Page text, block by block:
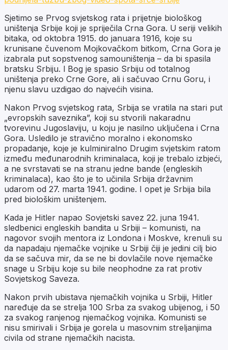
Sjetimo se Prvog svjetskog rata i prijetnje biološkog
uništenja Srbije koji je spriječila Crna Gora. U seriji velikih
bitaka, od oktobra 1915. do januara 1916, koje su
krunisane čuvenom Mojkovačkom bitkom, Crna Gora je
izabrala put sopstvenog samouništenja – da bi spasila
bratsku Srbiju. I Bog je spasio Srbiju od totalnog
uništenja preko Crne Gore, ali i sačuvao Crnu Goru, i
njenu slavu uzdigao do najvećih visina.
Nakon Prvog svjetskog rata, Srbija se vratila na stari put
„evropskih saveznika”, koji su stvorili nakaradnu
tvorevinu Jugoslaviju, u koju je nasilno uključena i Crna
Gora. Usledilo je stravično moralno i ekonomsko
propadanje, koje je kulminiralno Drugim svjetskim ratom
između međunarodnih kriminalaca, koji je trebalo izbjeći,
a ne svrstavati se na stranu jedne bande (engleskih
kriminalaca), kao što je to učinila Srbija državnim
udarom od 27. marta 1941. godine. I opet je Srbija bila
pred biološkim uništenjem.
Kada je Hitler napao Sovjetski savez 22. juna 1941.
sledbenici engleskih bandita u Srbiji – komunisti, na
nagovor svojih mentora iz Londona i Moskve, krenuli su
da napadaju njemačke vojnike u Srbiji čiji je jedini cilj bio
da se sačuva mir, da se ne bi dovlačile nove njemačke
snage u Srbiju koje su bile neophodne za rat protiv
Sovjetskog Saveza.
Nakon prvih ubistava njemačkih vojnika u Srbiji, Hitler
naređuje da se strelja 100 Srba za svakog ubijenog, i 50
za svakog ranjenog njemačkog vojnika. Komunisti se
nisu smirivali i Srbija je gorela u masovnim streljanjima
civila od strane njemačkih nacista.